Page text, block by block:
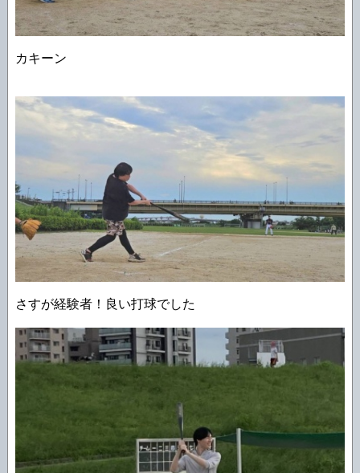
カキーン
さすが経験者！良い打球でした